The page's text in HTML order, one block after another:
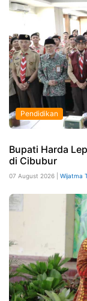
Pendidikan
Bupati Harda
di Cibubur
07 August 2026 | Wijatma